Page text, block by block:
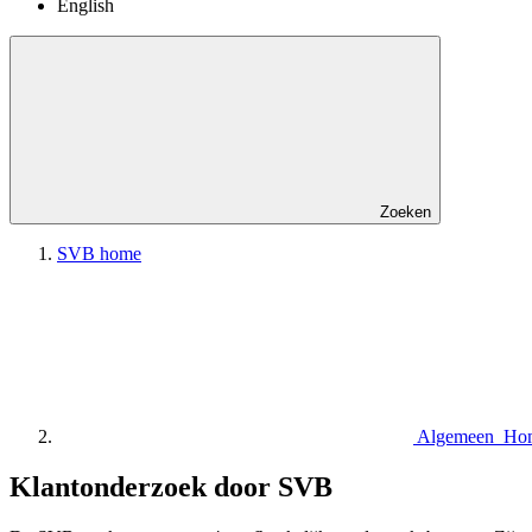
English
Zoeken
SVB home
Algemeen
Klantonderzoek door SVB